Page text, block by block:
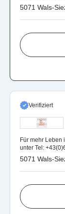
5071 Wals-
Verifiziert
Für mehr Leben
unter Tel:
5071 Wals-